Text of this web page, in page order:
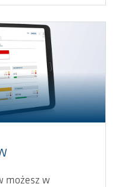
możesz w